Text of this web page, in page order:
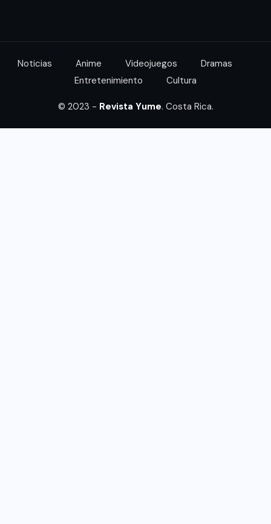
Noticias Anime Videojuegos
Dramas
Entretenimiento
Cultura
© 2023 - Revista Yume. Costa Rica.